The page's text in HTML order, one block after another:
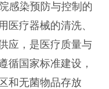
感染预防与控制的
医疗器械的清洗、
应，是医疗质量与
循国家标准建设，
和无菌物品存放